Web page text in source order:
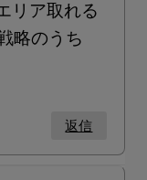
リア取れる
略のうち
返信